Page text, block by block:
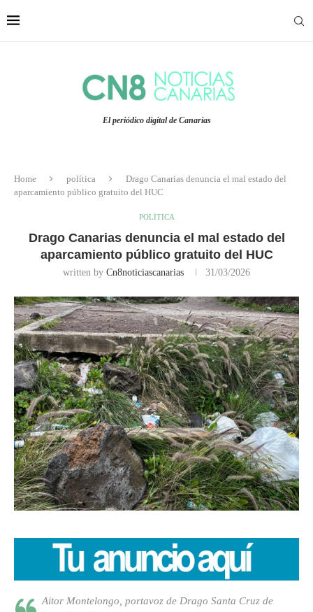
El periódico digital de Canarias
Home política
Drago Canarias denuncia el mal estado del
aparcamiento público gratuito del HUC
POLÍTICA
Drago Canarias denuncia el mal estado del
aparcamiento público gratuito del HUC
written by Cn8noticiascanarias 31/03/2026
Aitor Montelongo, portavoz de Drago Santa Cruz de